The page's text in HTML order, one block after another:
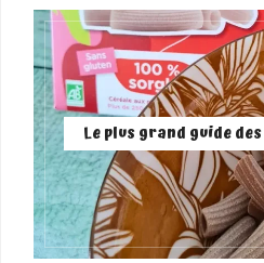
Le plus grand guide